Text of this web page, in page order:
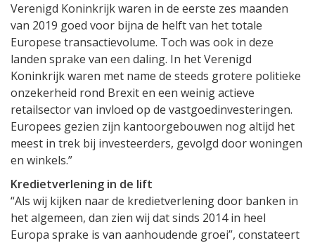
Verenigd Koninkrijk waren in de eerste zes maanden
van 2019 goed voor bijna de helft van het totale
Europese transactievolume. Toch was ook in deze
landen sprake van een daling. In het Verenigd
Koninkrijk waren met name de steeds grotere politieke
onzekerheid rond Brexit en een weinig actieve
retailsector van invloed op de vastgoedinvesteringen.
Europees gezien zijn kantoorgebouwen nog altijd het
meest in trek bij investeerders, gevolgd door woningen
en winkels.”
Kredietverlening in de lift
“Als wij kijken naar de kredietverlening door banken in
het algemeen, dan zien wij dat sinds 2014 in heel
Europa sprake is van aanhoudende groei”, constateert